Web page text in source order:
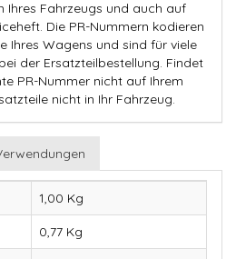
Ihres Fahrzeugs und auch auf
Die PR-Nummern kodieren
Ihres Wagens und sind für viele
der Ersatzteilbestellung. Findet
PR-Nummer nicht auf Ihrem
nicht in Ihr Fahrzeug.
1,00 Kg
0,77 Kg